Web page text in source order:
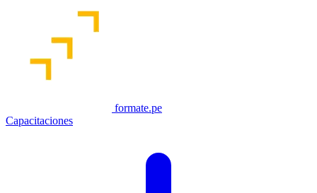
formate.pe
Capacitaciones